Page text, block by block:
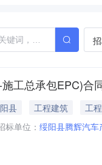
工总承包EPC)合
县 工程建筑
工程
标单位： 绥阳县腾辉汽